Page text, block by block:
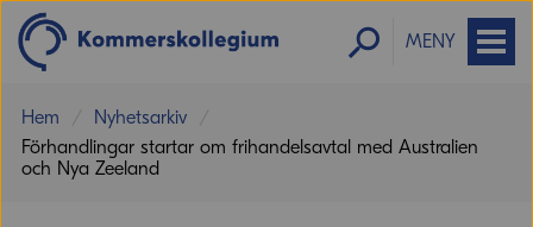
MENY
Hem
Nyhetsarkiv
Förhandlingar startar om frihandelsavtal med Australien
och Nya Zeeland